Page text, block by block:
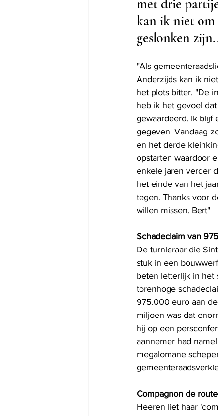
met drie
kan ik niet om
geslonken
"Als
Anderzijds kan ik
het plots bitter. "De
heb ik het gevoel
gewaardeerd. Ik blijf
gegeven. Vandaag
en het derde
opstarten waardoor
enkele jaren verder
het einde van het
tegen. Thanks voor
willen missen. Bert"
Schadeclaim van
De turnleraar die
stuk in een
beten letterlijk in het
torenhoge
975.000 euro aan
miljoen was dat
hij op een
aannemer had
megalomane
Compagnon de route
Heeren liet haar